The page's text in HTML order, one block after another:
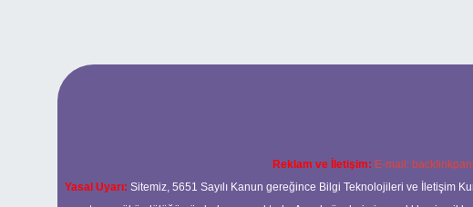
Reklam ve İletişim: E-mail:
Yasal Uyarı: Sitemiz, 5651 Sayılı Kanun gereğince Bilgi Teknolojileri ve İletişim